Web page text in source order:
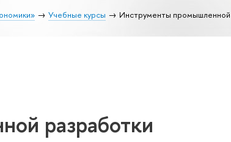
Учебные курсы Инструменты промышленной
разработки